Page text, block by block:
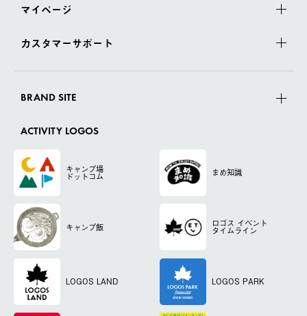
マイページ
カスタマーサポート
BRAND SITE
ACTIVITY LOGOS
キャンプ場
ドットコム まめ知識
キャンプ飯 ロゴス イベント
タイムライン
LOGOS LAND LOGOS PARK